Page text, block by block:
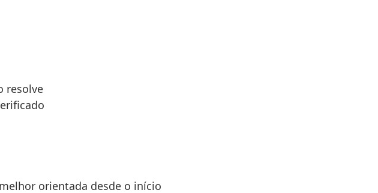
resolve
orientada desde o início